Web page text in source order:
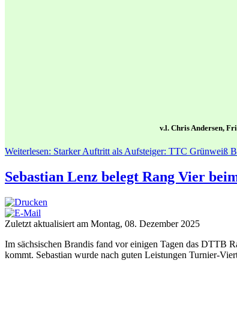
v.l. Chris Andersen,
Weiterlesen: Starker Auftritt als Aufsteiger: TTC Grünweiß
Sebastian Lenz belegt Rang Vier
Zuletzt aktualisiert am Montag, 08. Dezember 2025
Im sächsischen Brandis fand vor einigen Tagen das DTTB
kommt. Sebastian wurde nach guten Leistungen Turnier-